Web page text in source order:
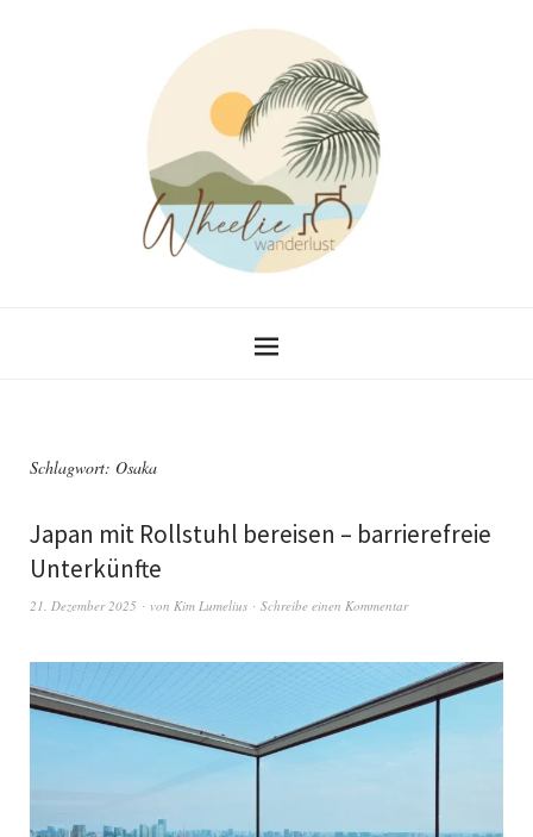
Schlagwort: Osaka
Japan mit Rollstuhl bereisen – barrierefreie
Unterkünfte
21. Dezember 2025 von Kim Lumelius Schreibe einen Kommentar